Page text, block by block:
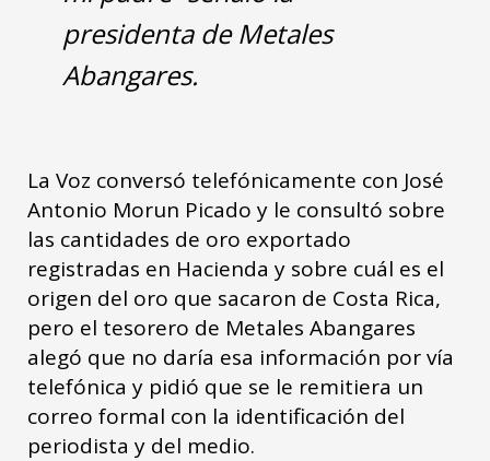
presidenta de Metales
Abangares.
La Voz conversó telefónicamente con José
Antonio Morun Picado y le consultó sobre
las cantidades de oro exportado
registradas en Hacienda y sobre cuál es el
origen del oro que sacaron de Costa Rica,
pero el tesorero de Metales Abangares
alegó que no daría esa información por vía
telefónica y pidió que se le remitiera un
correo formal con la identificación del
periodista y del medio.